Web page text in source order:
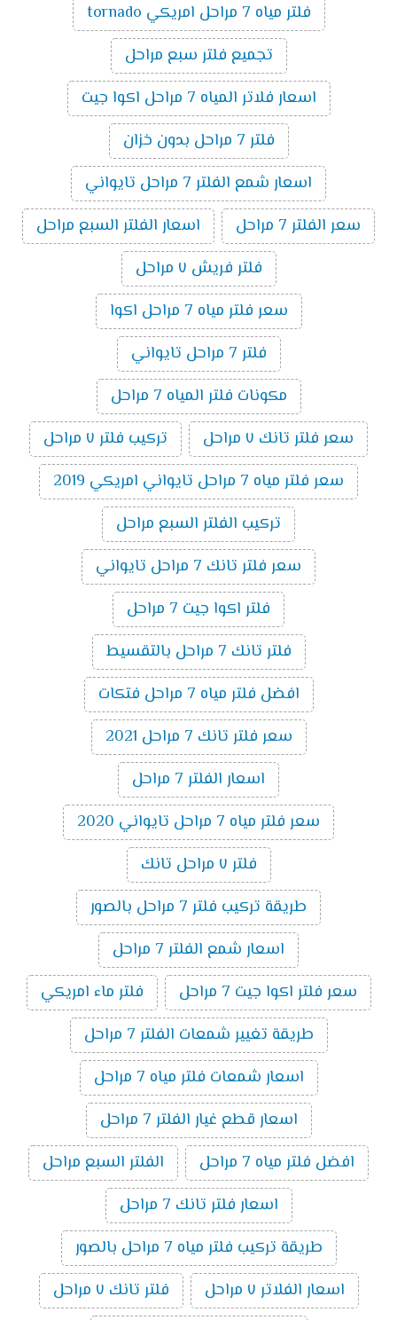
فلتر مياه 7 مراحل امريكي tornado
تجميع فلتر سبع مراحل
اسعار فلاتر المياه 7 مراحل اكوا جيت
فلتر 7 مراحل بدون خزان
اسعار شمع الفلتر 7 مراحل تايواني
سعر الفلتر 7 مراحل
اسعار الفلتر السبع مراحل
فلتر فريش ٧ مراحل
سعر فلتر مياه 7 مراحل اكوا
فلتر 7 مراحل تايواني
مكونات فلتر المياه 7 مراحل
سعر فلتر تانك ٧ مراحل
تركيب فلتر ٧ مراحل
سعر فلتر مياه 7 مراحل تايواني امريكي 2019
تركيب الفلتر السبع مراحل
سعر فلتر تانك 7 مراحل تايواني
فلتر اكوا جيت 7 مراحل
فلتر تانك 7 مراحل بالتقسيط
افضل فلتر مياه 7 مراحل فتكات
سعر فلتر تانك 7 مراحل 2021
اسعار الفلتر 7 مراحل
سعر فلتر مياه 7 مراحل تايواني 2020
فلتر ٧ مراحل تانك
طريقة تركيب فلتر 7 مراحل بالصور
اسعار شمع الفلتر 7 مراحل
سعر فلتر اكوا جيت 7 مراحل
فلتر ماء امريكي
طريقة تغيير شمعات الفلتر 7 مراحل
اسعار شمعات فلتر مياه 7 مراحل
اسعار قطع غيار الفلتر 7 مراحل
افضل فلتر مياه 7 مراحل
الفلتر السبع مراحل
اسعار فلتر تانك 7 مراحل
طريقة تركيب فلتر مياه 7 مراحل بالصور
اسعار الفلاتر ٧ مراحل
فلتر تانك ٧ مراحل